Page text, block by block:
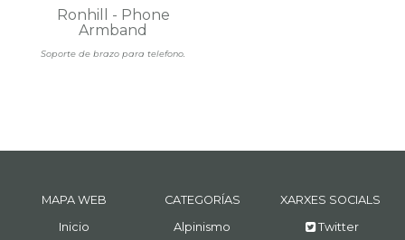
Soporte de brazo para telefono.
Ronhill - Phone
Armband
MAPA WEB
Inicio
CATEGORÍAS
Alpinismo
XARXES SOCIALS
Twitter